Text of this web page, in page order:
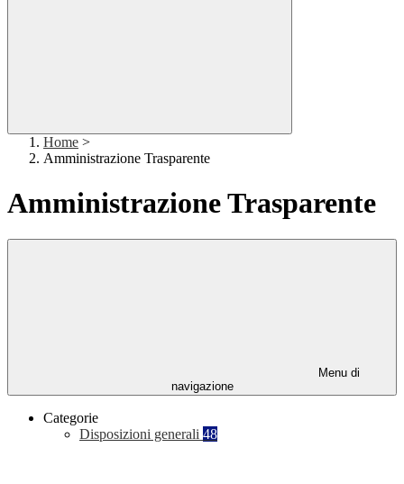
Home >
Amministrazione Trasparente
Amministrazione Trasparente
Menu di
navigazione
Categorie
Disposizioni generali 48